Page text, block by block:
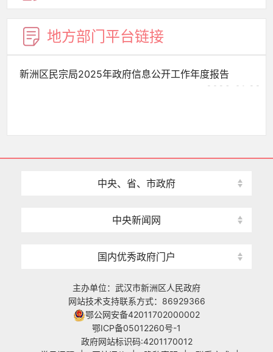
地方部门平台链接
新洲区民宗局2025年政府信息公开工作年度报告
2026-01-29
中央、省、市政府
中央新闻网
国内优秀政府门户
主办单位：武汉市新洲区人民政府
网站技术支持联系方式：86929366
鄂公网安备42011702000002
鄂ICP备05012260号-1
政府网站标识码:4201170012